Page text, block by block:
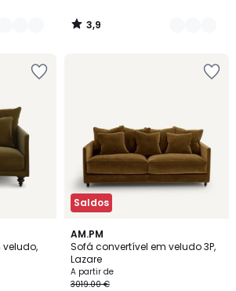
3,9
/
veludo,
Saldos
AM.PM
Sofá convertível em veludo 3P,
Lazare
A partir de
3019.00 €
4,4
/ 5
16
Cores